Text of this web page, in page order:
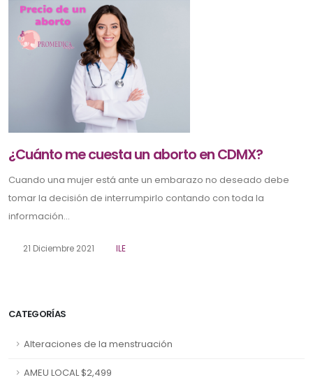
CATEGORÍAS
Alteraciones de la menstruación
AMEU LOCAL $2,499
¿Cuánto me cuesta un aborto en CDMX?
Cuando una mujer está ante un embarazo no deseado debe
tomar la decisión de interrumpirlo contando con toda la
información...
21 Diciembre 2021 ILE